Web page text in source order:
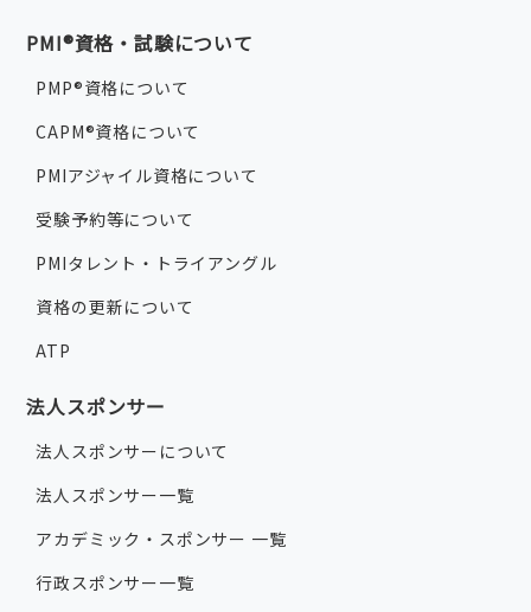
PMI®資格・試験について
PMP®資格について
CAPM®資格について
PMIアジャイル資格について
受験予約等について
PMIタレント・トライアングル
資格の更新について
ATP
法人スポンサー
法人スポンサーについて
法人スポンサー一覧
アカデミック・スポンサー 一覧
行政スポンサー一覧